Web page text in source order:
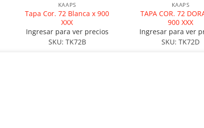
KAAPS
Tapa Cor. 72 Blanca x 900
XXX
Ingresar para ver precios
SKU: TK72B
KAAPS
TAPA COR. 72
900 XXX
Ingresar para ver
SKU: TK72D